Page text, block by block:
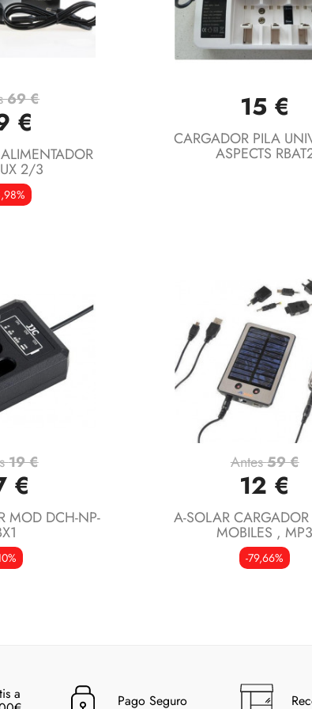
rápida
69 €
€
2/3
Vista rápida
15 €
CARGADOR PILA
ASPECTS
rápida
19 €
€
MOD DCH-NP-
Vista rápida
Antes59 €
12 €
A-SOLAR
MOBILES , MP3
-79,66%
a Pago Seguro